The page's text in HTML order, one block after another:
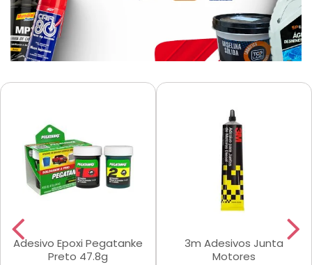
Adesivo Epoxi Pegatanke
Preto 47.8g
3m Adesivos Junta
Motores